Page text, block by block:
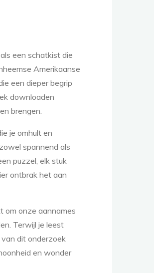
een schatkist die
Amerikaanse
een dieper begrip
downloaden
brengen.
je omhult en
spannend als
puzzel, elk stuk
ontbrak het aan
om onze aannames
Terwijl je leest
dit onderzoek
en wonder